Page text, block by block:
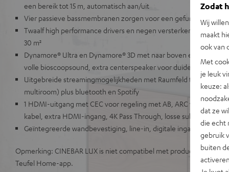
een bereik tot 15 m, automatisch aan/uit
Vier passieve bassmembranen zorgen voor een gefundeerde
Twaalf high performance drivers en negen versterkers voor een
30 m²
Dynamore® Ultra en Dynamore® 3D met naar boven en zijwaarts
volle bioscoopsound, extra centerspeaker voor duidelijke
Uitgebreide streamingmogelijkheden met Raumfeld technologie
multiroom) plus bluetooth en Spotify
1 HDMI-uitgang met CEC voor regeling met AB, ARC voor
kabel, extra HDMI-ingang, 4K Pass Through, losse subwoofer
Geïntegreerde wandbevestiging, line-in, digitale ingang,
Opmerking: CINEBAR LUX is niet compatibel met producten uit de
Teufel Home-app.
Zodat
Wij
maakt
ook van
Met
je leuk
keuze:
dat ze
die echt
gebruik
buiten